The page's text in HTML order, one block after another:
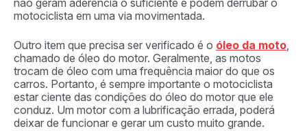
não geram aderência o suficiente e podem derrubar o
motociclista em uma via movimentada.
Outro item que precisa ser verificado é o óleo da moto,
chamado de óleo do motor. Geralmente, as motos
trocam de óleo com uma frequência maior do que os
carros. Portanto, é sempre importante o motociclista
estar ciente das condições do óleo do motor que ele
conduz. Um motor com a lubrificação errada, poderá
deixar de funcionar e gerar um custo muito grande.